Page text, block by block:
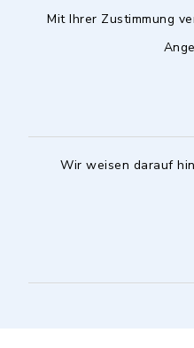
Mit Ihrer Zustimmung
Wir weisen darauf
0911 6801-0
facebookinstagramyoutube